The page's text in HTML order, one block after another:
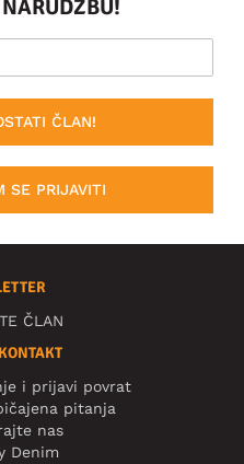
ČLAN!
SE PRIJAVITI
ČLAN
i prijavi povrat
pitanja
nas
Denim